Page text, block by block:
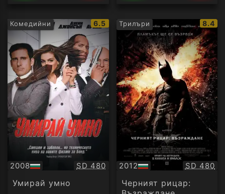
Комедийни
IMDb
рейтинг:
6.5
2008
БГ
аудио
Качество:
SD 480
Умирай умно
Трилъри
IMDb
8.4
2012
БГ
аудио
SD 480
Черният рицар: